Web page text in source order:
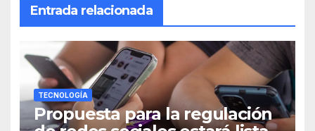
Entrada relacionada
TECNOLOGÍA
Propuesta para la regulación